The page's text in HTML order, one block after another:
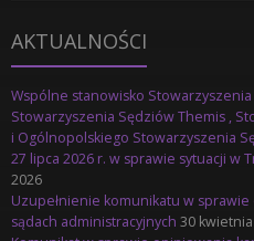
AKTUALNOŚCI
Wspólne stanowisko
Stowarzyszenia Sędziów Themis ,
i Ogólnopolskiego Stowarzyszenia
27 lipca 2026 r. w sprawie sytuacji w
2026
Uzupełnienie komunikatu w
sądach administracyjnych 30